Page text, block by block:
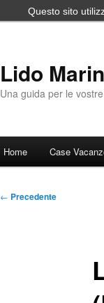
Lido
Una guida per le
Home Case
Navigazione
← Precedente
Questo sito